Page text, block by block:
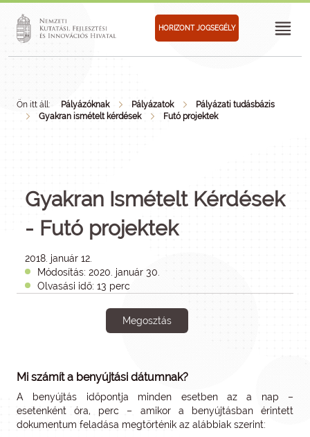
HORIZONT JOGSEGÉLY
Ön itt áll: Pályázóknak Pályázatok
Pályázati tudásbázis
Gyakran ismételt kérdések
Futó projektek
Gyakran Ismételt Kérdések
- Futó projektek
2018. január 12.
Módosítás: 2020. január 30.
Olvasási idő: 13 perc
Megosztás
Mi számít a benyújtási dátumnak?
A benyújtás időpontja minden esetben az a nap –
esetenként óra, perc – amikor a benyújtásban érintett
dokumentum feladása megtörténik az alábbiak szerint: